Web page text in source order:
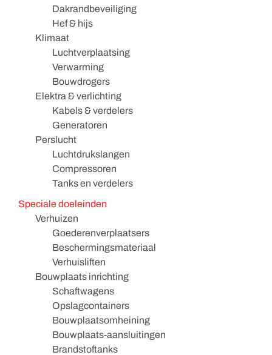
Dakrandbeveiliging
Hef & hijs
Klimaat
Luchtverplaatsing
Verwarming
Bouwdrogers
Elektra & verlichting
Kabels & verdelers
Generatoren
Perslucht
Luchtdrukslangen
Compressoren
Tanks en verdelers
Speciale doeleinden
Verhuizen
Goederenverplaatsers
Beschermingsmateriaal
Verhuisliften
Bouwplaats inrichting
Schaftwagens
Opslagcontainers
Bouwplaatsomheining
Bouwplaats-aansluitingen
Brandstoftanks